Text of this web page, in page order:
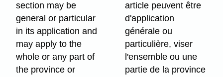
section may be
general or particular
in its application and
may apply to the
whole or any part of
the province or
article peuvent être
d'application
générale ou
particulière, viser
l'ensemble ou une
partie de la province